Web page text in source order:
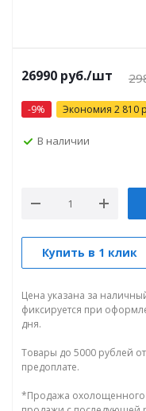
26990 руб./шт
-9% Экономия 2 810
В наличии
Купить в 1 клик
Цена указана за
фиксируется при
дня.
Товары до 5000 рублей
предоплате.
*Продажа охолощенного